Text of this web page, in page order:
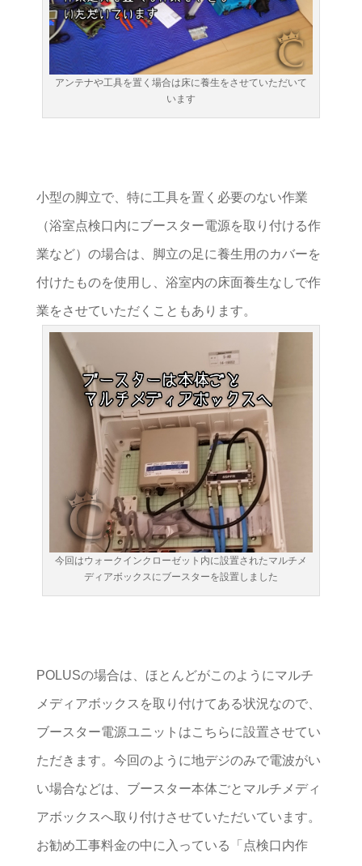
アンテナや工具を置く場合は床に養生をさせていただいて
います
小型の脚立で、特に工具を置く必要のない作業
（浴室点検口内にブースター電源を取り付ける作
業など）の場合は、脚立の足に養生用のカバーを
付けたものを使用し、浴室内の床面養生なしで作
業をさせていただくこともあります。
今回はウォークインクローゼット内に設置されたマルチメ
ディアボックスにブースターを設置しました
POLUSの場合は、ほとんどがこのようにマルチ
メディアボックスを取り付けてある状況なので、
ブースター電源ユニットはこちらに設置させてい
ただきます。今回のように地デジのみで電波がい
い場合などは、ブースター本体ごとマルチメディ
アボックスへ取り付けさせていただいています。
お勧め工事料金の中に入っている「点検口内作